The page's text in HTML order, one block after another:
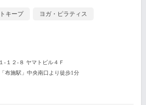
キープ ヨガ・ピラティス
-１２-８ ヤマトビル４Ｆ
布施駅」中央南口より徒歩1分